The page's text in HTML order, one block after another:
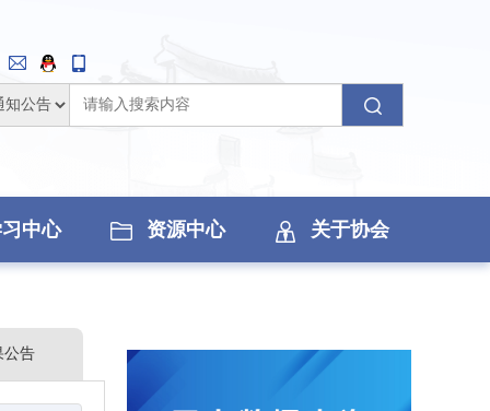
中心 资源中心 关于协会
公告